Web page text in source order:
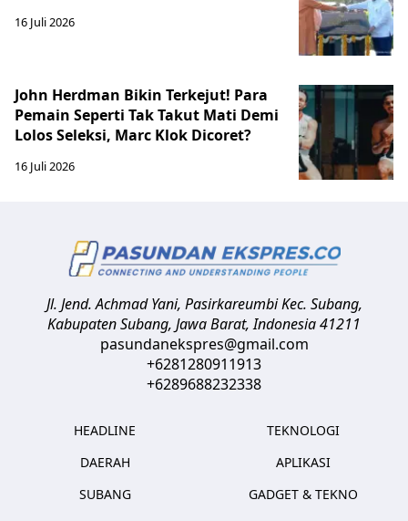
16 Juli 2026
John Herdman Bikin Terkejut! Para
Pemain Seperti Tak Takut Mati Demi
Lolos Seleksi, Marc Klok Dicoret?
16 Juli 2026
Jl. Jend. Achmad Yani, Pasirkareumbi Kec. Subang,
Kabupaten Subang, Jawa Barat,Indonesia41211
pasundanekspres@gmail.com
+6281280911913
+6289688232338
HEADLINE
DAERAH
SUBANG
TEKNOLOGI
APLIKASI
GADGET & TEKNO